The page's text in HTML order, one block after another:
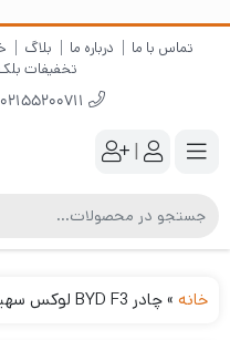
تماس با ما درباره ما بلاگ
تخفیفات
|
خانه »چادر BYD F3 لوکس سهیل مدل سی سی